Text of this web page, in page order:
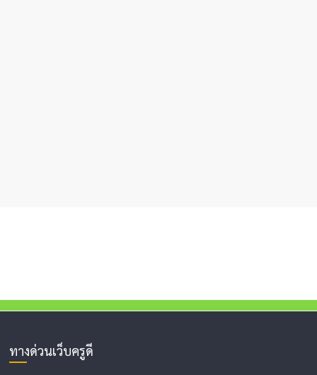
ทางด่วนเว็บครูดี